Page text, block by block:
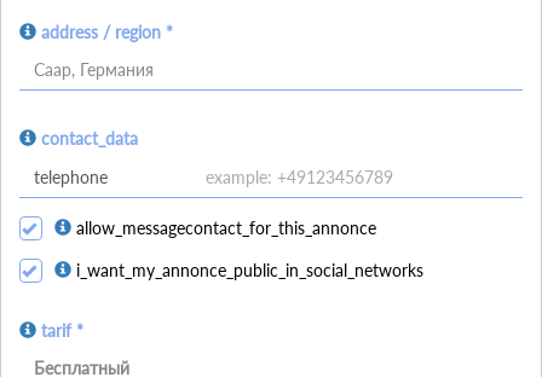
address / region *
Саар, Германия
contact_data
allow_messagecontact_for_this_annonce
i_want_my_annonce_public_in_social_networks
tarif *
Бесплатный